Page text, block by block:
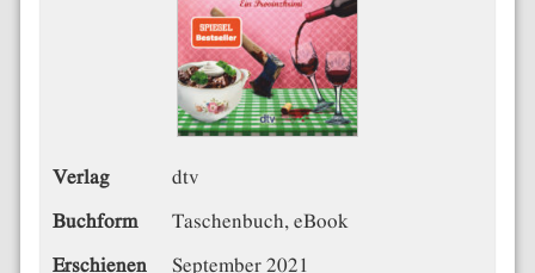
Verlag dtv
Buchform Taschenbuch, eBook
Erschienen September 2021